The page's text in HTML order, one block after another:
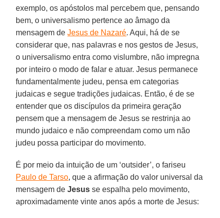
exemplo, os apóstolos mal percebem que, pensando
bem, o universalismo pertence ao âmago da
mensagem deJesus de Nazaré. Aqui, há de se
considerar que, nas palavras e nos gestos de Jesus,
o universalismo entra como vislumbre, não impregna
por inteiro o modo de falar e atuar. Jesus permanece
fundamentalmente judeu, pensa em categorias
judaicas e segue tradições judaicas. Então, é de se
entender que os discípulos da primeira geração
pensem que a mensagem de Jesus se restrinja ao
mundo judaico e não compreendam como um não
judeu possa participar do movimento.
É por meio da intuição de um ‘outsider’, o fariseu
Paulo de Tarso, que a afirmação do valor universal da
mensagem deJesus se espalha pelo movimento,
aproximadamente vinte anos após a morte de Jesus: